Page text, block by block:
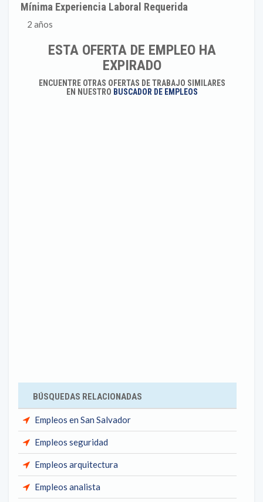
Mínima Experiencia Laboral Requerida
2 años
ESTA OFERTA DE EMPLEO HA
EXPIRADO
ENCUENTRE OTRAS OFERTAS DE TRABAJO SIMILARES
EN NUESTRO BUSCADOR DE EMPLEOS
BÚSQUEDAS RELACIONADAS
Empleos en San Salvador
Empleos seguridad
Empleos arquitectura
Empleos analista